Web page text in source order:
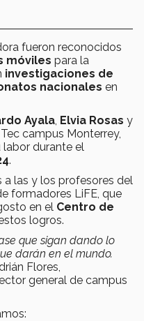
fueron reconocidos
móviles para la
investigaciones de
nacionales en
Ayala Elvia Rosas y
campus Monterrey,
labor durante el
.
a las y los profesores del
formadores LiFE, que
en el Centro de
logros.
que sigan dando lo
darán en el mundo.
Flores,
general de campus